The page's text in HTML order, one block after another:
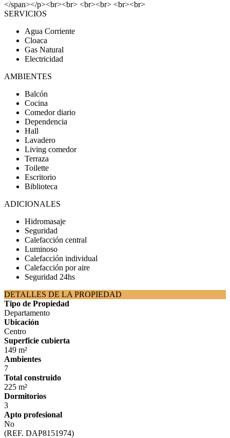
</span></p><br><br> <br><br> <br><br>
SERVICIOS
Agua Corriente
Cloaca
Gas Natural
Electricidad
AMBIENTES
Balcón
Cocina
Comedor diario
Dependencia
Hall
Lavadero
Living comedor
Terraza
Toilette
Escritorio
Biblioteca
ADICIONALES
Hidromasaje
Seguridad
Calefacción central
Luminoso
Calefacción individual
Calefacción por aire
Seguridad 24hs
DETALLES DE LA PROPIEDAD
Tipo de Propiedad
Departamento
Ubicación
Centro
Superficie cubierta
149 m²
Ambientes
7
Total construido
225 m²
Dormitorios
3
Apto profesional
No
(REF. DAP8151974)